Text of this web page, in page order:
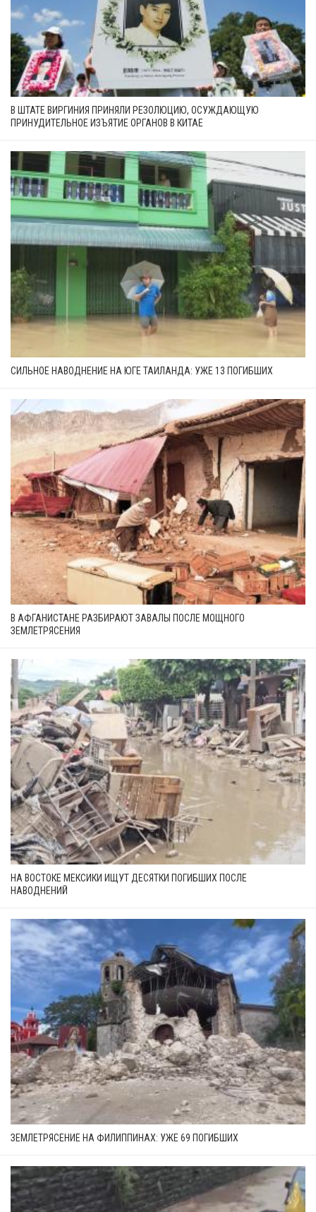
В ШТАТЕ ВИРГИНИЯ ПРИНЯЛИ РЕЗОЛЮЦИЮ, ОСУЖДАЮЩУЮ
ПРИНУДИТЕЛЬНОЕ ИЗЪЯТИЕ ОРГАНОВ В КИТАЕ
СИЛЬНОЕ НАВОДНЕНИЕ НА ЮГЕ ТАИЛАНДА: УЖЕ 13 ПОГИБШИХ
В АФГАНИСТАНЕ РАЗБИРАЮТ ЗАВАЛЫ ПОСЛЕ МОЩНОГО
ЗЕМЛЕТРЯСЕНИЯ
НА ВОСТОКЕ МЕКСИКИ ИЩУТ ДЕСЯТКИ ПОГИБШИХ ПОСЛЕ
НАВОДНЕНИЙ
ЗЕМЛЕТРЯСЕНИЕ НА ФИЛИППИНАХ: УЖЕ 69 ПОГИБШИХ